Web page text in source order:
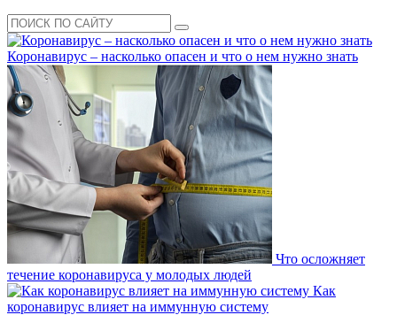
Коронавирус – насколько опасен и что о нем нужно знать
Что осложняет
течение коронавируса у молодых людей
Как
коронавирус влияет на иммунную систему